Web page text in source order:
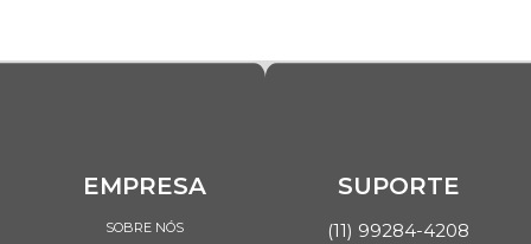
EMPRESA
SOBRE NÓS
SUPORTE
(11) 99284-4208